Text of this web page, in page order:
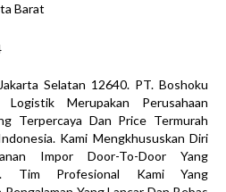
Barat
Selatan 12640. PT. Boshoku
Merupakan Perusahaan
Terpercaya Dan Price Termurah
Kami Mengkhususkan Diri
Impor Door-To-Door Yang
Tim Profesional Kami Yang